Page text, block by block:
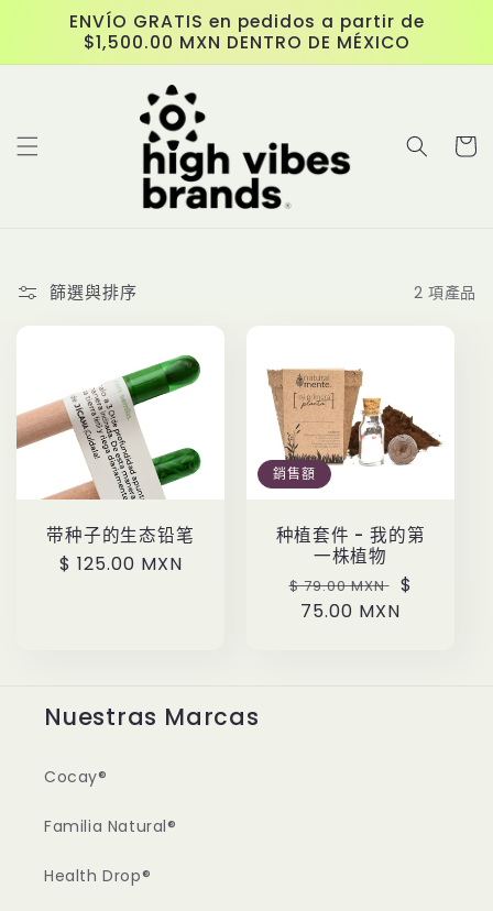
跳至內ENVÍO GRATIS en pedidos a partir de
$1,500.00 MXN DENTRO DE MÉXICO
物
篩選與排序 2 項產品
带种子的生态铅笔
定
$ 125.00 MXN
銷售額
种植套件 - 我的第
一株植物
定
價
$ 79.00 MXN
售
$
75.00 MXN
Nuestras Marcas
Cocay®
Familia Natural®
Health Drop®